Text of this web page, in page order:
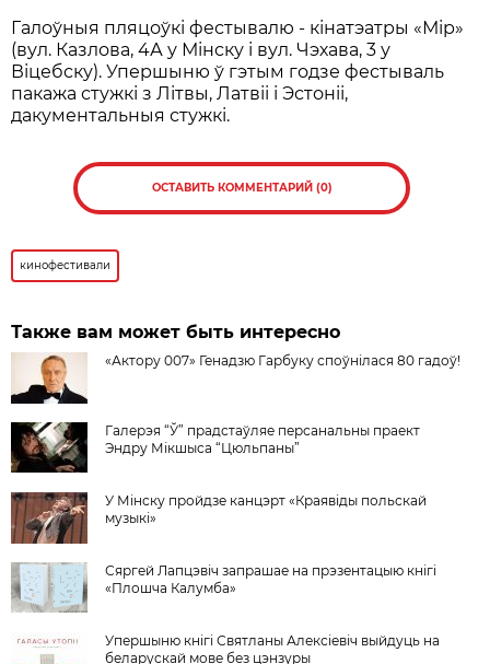
Галоўныя пляцоўкі фестывалю - кінатэатры «Мір»
(вул. Казлова, 4А у Мінску і вул. Чэхава, 3 у
Віцебску). Упершыню ў гэтым годзе фестываль
пакажа стужкі з Літвы, Латвіі і Эстоніі,
дакументальныя стужкі.
ОСТАВИТЬ КОММЕНТАРИЙ (0)
кинофестивали
Также вам может быть интересно
«Актору 007» Генадзю Гарбуку споўнілася 80 гадоў!
Галерэя “Ў” прадстаўляе персанальны праект
Эндру Мікшыса “Цюльпаны”
У Мінску пройдзе канцэрт «Краявіды польскай
музыкі»
Сяргей Лапцэвіч запрашае на прэзентацыю кнігi
«Плошча Калумба»
Упершыню кнігі Святланы Алексіевіч выйдуць на
беларускай мове без цэнзуры